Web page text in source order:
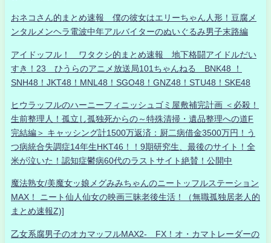
おネコさん的まとめ速報 僕の彼女はエリーちゃん人形！豆腐メ
ンタルメンヘラ電波中年アルバイターのぬいぐるみ男子末路編
アイドッフル！ ワタクシ的まとめ速報 地下格闘アイドルだい
すき！23 ひうらのアニメ放送局101ちゃんねる BNK48 ！
SNH48！JKT48！MNL48！SGO48！GNZ48！STU48！SKE48
ヒウラッフルのハーニーフィニッシュゴミ屋敷補完計画 ＜必殺！
生前整理人！孤立し孤独死からの～特殊清掃・遺品整理への道F
完結編＞ キャッシング計1500万返済：厨二病借金3500万円！う
つ病統合失調症14年生HKT46！！9期研究生、最後のサイト！全
米が泣いた！認知症鬱病60代のラストサイト絶賛！公開中
魔法熟女/美魔女ッ娘メグみみちゃんのニートッフルステーション
MAX！ ニート仙人仙女の映画三昧老後生活！（無職孤独居老人的
まとめ速報Z)]
乙女系腐男子のオカマッフルMAX2- FX！オ・カマトレーダーの